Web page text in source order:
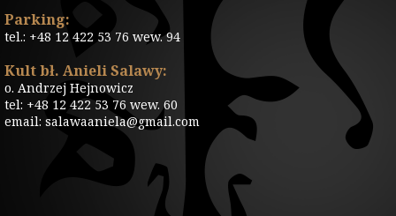
Parking:
tel.: +48 12 422 53 76 wew. 94
Kult bł. Anieli Salawy:
o. Andrzej Hejnowicz
tel: +48 12 422 53 76 wew. 60
email: salawaaniela@gmail.com